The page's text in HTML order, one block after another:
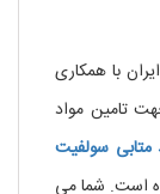
با همکاری
تامین مواد
متابی سولفیت
است. شما می